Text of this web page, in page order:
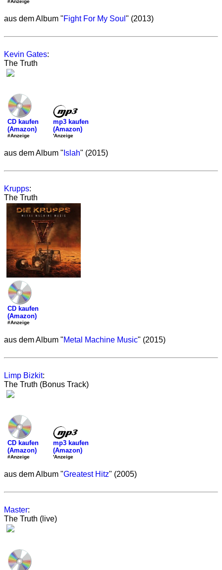
#Anzeige
aus dem Album "Fight For My Soul " (2013)
Kevin Gates:
The Truth
CD kaufen
(Amazon)
#Anzeige
mp3 kaufen
(Amazon)
'Anzeige
aus dem Album " Islah" (2015)
Krupps:
The Truth
CD kaufen
(Amazon)
#Anzeige
aus dem Album "Metal Machine Music" (2015)
Limp Bizkit:
The Truth (Bonus Track)
CD kaufen
(Amazon)
#Anzeige
mp3 kaufen
(Amazon)
'Anzeige
aus dem Album "Greatest Hitz" (2005)
Master:
The Truth (live)